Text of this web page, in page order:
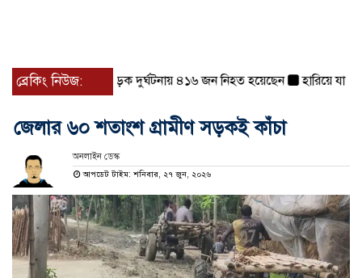
ব্রেকিং নিউজ:
৪৫৮টি সড়ক দুর্ঘটনায় ৪১৬ জন নিহত হয়েছেন হারিয়ে যাওয়া
জেলার ৬০ শতাংশ গ্রামীণ সড়কই কাঁচা
অনলাইন ডেস্ক
আপডেট টাইম: শনিবার, ২৭ জুন, ২০২৬